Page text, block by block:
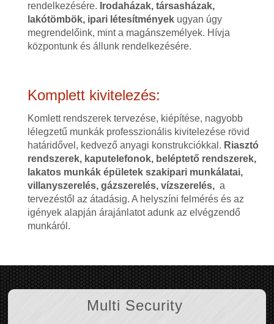
rendelkezésére. Irodaházak, társasházak,
lakótömbök, ipari létesítményekugyan úgy
megrendelőink, mint a magánszemélyek. Hívja
központunk és állunk rendelkezésére.
Komplett kivitelezés:
Komlett rendszerek tervezése, kiépítése, nagyobb
lélegzetű munkák professzionális kivitelezése rövid
határidővel, kedvező anyagi konstrukciókkal. Riasztó
rendszerek, kaputelefonok, beléptető rendszerek,
lakatos munkák épületek szakipari munkálatai,
villanyszerelés, gázszerelés, vízszerelés,a
tervezéstől az átadásig. A helyszíni felmérés és az
igények alapján árajánlatot adunk az elvégzendő
munkáról.
Multi Security